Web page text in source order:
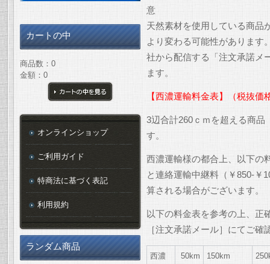
天然素材を使用している商品
より変わる可能性があります
社から配信する「注文承諾メ
ます。
【西濃運輸料金表】（税抜価
3辺合計260ｃｍを超える商
す。
西濃運輸様の都合上、以下の
と連絡運輸中継料（￥850-￥
算される場合がございます。
以下の料金表を参考の上、正
［注文承諾メール］にてご確
西濃
50km 150km
カートの中
商品数：0
金額：0
オンラインショップ
ご利用ガイド
特商法に基づく表記
利用規約
ランダム商品